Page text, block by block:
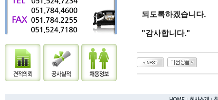
되도록하겠습니다.
"감사합니다."